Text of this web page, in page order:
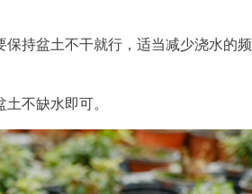
持盆土不干就行，适当减少浇水的频
不缺水即可。